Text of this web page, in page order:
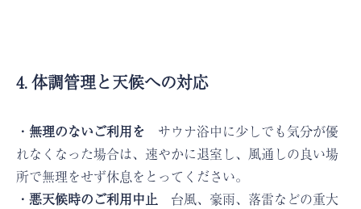
4. 体調管理と天候への対応
・無理のないご利用を サウナ浴中に少しでも気分が優
れなくなった場合は、速やかに退室し、風通しの良い場
所で無理をせず休息をとってください。
・悪天候時のご利用中止 台風、豪雨、落雷などの重大